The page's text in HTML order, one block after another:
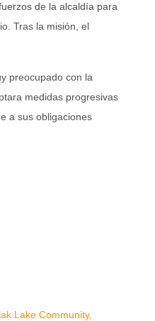
de la alcaldía para
Tras la misión, el
preocupado con la
medidas progresivas
a sus obligaciones
Lake Community,